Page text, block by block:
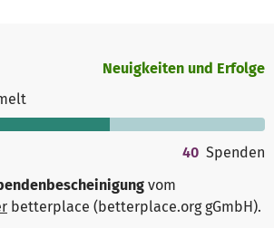
Neuigkeiten und Erfolge
40 Spenden
vom
betterplace (betterplace.org gGmbH).